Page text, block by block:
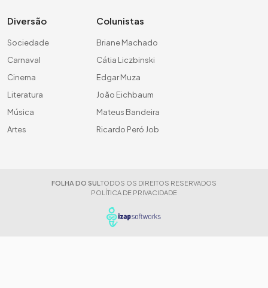
Diversão
Sociedade
Carnaval
Cinema
Literatura
Música
Artes
Colunistas
Briane Machado
Cátia Liczbinski
Edgar Muza
João Eichbaum
Mateus Bandeira
Ricardo Peró Job
FOLHA DO SUL TODOS OS DIREITOS RESERVADOS
POLÍTICA DE PRIVACIDADE